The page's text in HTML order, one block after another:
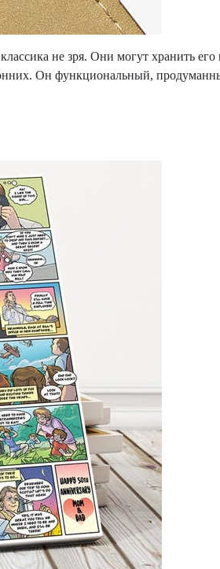
не зря. Они могут хранить его
Он функциональный,